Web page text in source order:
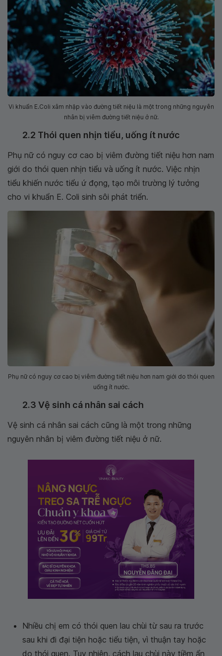
Vi khuẩn E.Coli xâm nhập vào đường tiết niệu là một trong những nguyên
nhân bị viêm đường tiết niệu ở nữ.
2.2 Thói quen nhịn tiểu, uống ít nước
Phụ nữ có nguy cơ cao bị viêm đường tiết niệu hơn nam
giới do thói quen nhịn tiểu và uống ít nước. Việc nhịn
tiểu khiến nước tiểu ứ đọng, tạo môi trường lý tưởng
cho vi khuẩn E. Coli sinh sôi phát triển.
Phụ nữ có nguy cơ cao bị viêm đường tiết niệu hơn nam giới do thói quen
uống ít nước.
2.3 Vệ sinh cá nhân sai cách
Vệ sinh cá nhân sai cách cũng là một trong những
nguyên nhân bị viêm đường tiết niệu ở nữ.
Nhiều chị em có thói quen lau chùi từ sau ra trước
sau khi đi đại tiện hoặc tiểu tiện, vì thuận tay hoặc
do thói quen. Tuy nhiên, cách lau chùi này tiềm ẩn